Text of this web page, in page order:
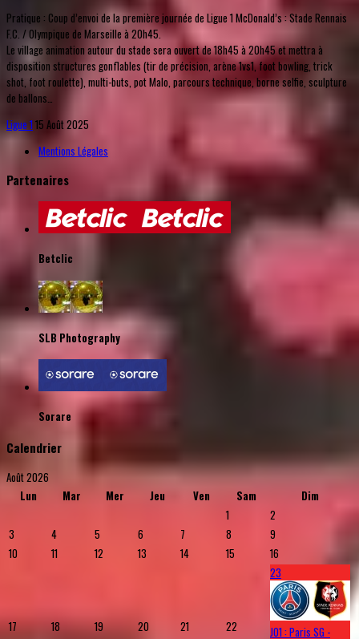
Pratique : Coup d’envoi de la première journée de Ligue 1 McDonald’s : Stade Rennais
F.C. / Olympique de Marseille à 20h45.
Le village animation autour du stade sera ouvert de 18h45 à 20h45 et mettra à
disposition structures gonflables (tir de précision, arène 1vs1, foot bowling, trick
shot, foot roulette), multi-buts, pot Malo, parcours technique, borne selfie, sculpture
de ballons…
Ligue 115 Août 2025
Mentions Légales
Partenaires
Betclic
SLB Photography
Sorare
Calendrier
Août 2026
Lun
Mar Mer Jeu Ven Sam
Dim
1
2
3
4 5 6 7 8
9
10
11 12 13 14 15 16
17 18 19 20 21 22
23
J01 : Paris SG -